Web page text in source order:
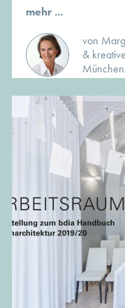
mehr ...
von
&